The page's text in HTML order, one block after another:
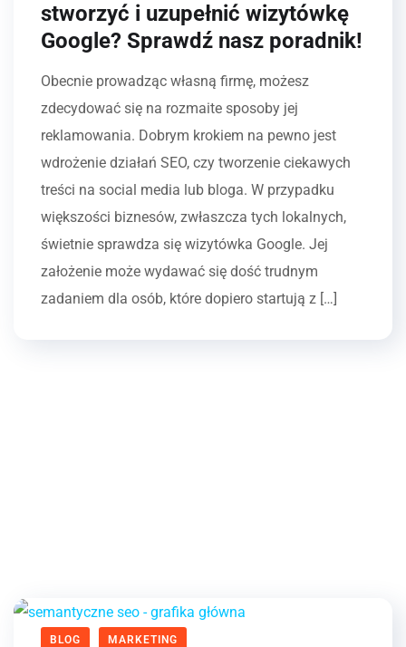
stworzyć i uzupełnić wizytówkę
Google? Sprawdź nasz poradnik!
Obecnie prowadząc własną firmę, możesz
zdecydować się na rozmaite sposoby jej
reklamowania. Dobrym krokiem na pewno jest
wdrożenie działań SEO, czy tworzenie ciekawych
treści na social media lub bloga. W przypadku
większości biznesów, zwłaszcza tych lokalnych,
świetnie sprawdza się wizytówka Google. Jej
założenie może wydawać się dość trudnym
zadaniem dla osób, które dopiero startują z […]
BLOG MARKETING